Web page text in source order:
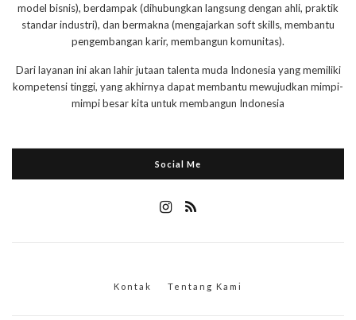
model bisnis), berdampak (dihubungkan langsung dengan ahli, praktik
standar industri), dan bermakna (mengajarkan soft skills, membantu
pengembangan karir, membangun komunitas).
Dari layanan ini akan lahir jutaan talenta muda Indonesia yang memiliki
kompetensi tinggi, yang akhirnya dapat membantu mewujudkan mimpi-
mimpi besar kita untuk membangun Indonesia
Social Me
Kontak Tentang Kami